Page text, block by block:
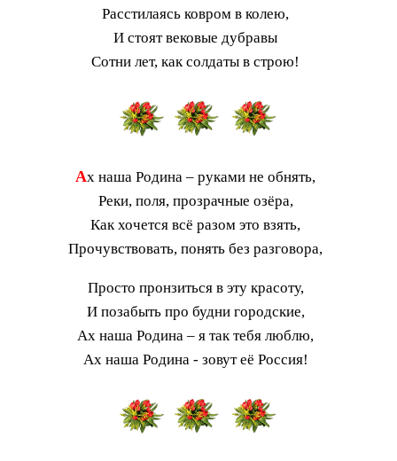
Расстилаясь ковром в колею,
И стоят вековые дубравы
Сотни лет, как солдаты в строю!
Ах наша Родина – руками не обнять,
Реки, поля, прозрачные озёра,
Как хочется всё разом это взять,
Прочувствовать, понять без разговора,
Просто пронзиться в эту красоту,
И позабыть про будни городские,
Ах наша Родина – я так тебя люблю,
Ах наша Родина - зовут её Россия!